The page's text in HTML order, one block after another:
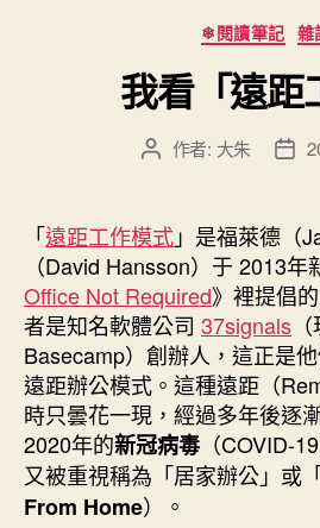
分
類
❄閱讀筆記 雜
我看「遠距
文
者
作者: 大朱
文
佈
日
期
「遠距工作模式」是福萊德（
（David Hansson）于 2013年
Office Not Required》裡提倡
者是知名軟體公司 37signals
Basecamp）創辦人，這正是
遠距辦公模式。這種遠距（
時只曇花一現，經過多年後逐
2020年的新冠病毒 （COVID-
又被重視稱為「居家辦公」或
From Home）。